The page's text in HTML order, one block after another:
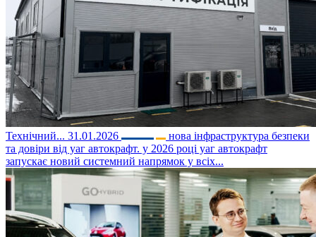
Технічний... 31.01.2026
нова інфраструктура безпеки
та довіри від уаг автокрафт. у 2026 році уаг автокрафт
запускає новий системний напрямок у всіх...